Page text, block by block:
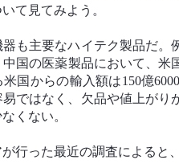
て見てみよう。
も主要なハイテク製品だ
国の医薬製品において、米
米国からの輸入額は150億
ではなく、欠品や値上がり
くない。
行った最近の調査によると